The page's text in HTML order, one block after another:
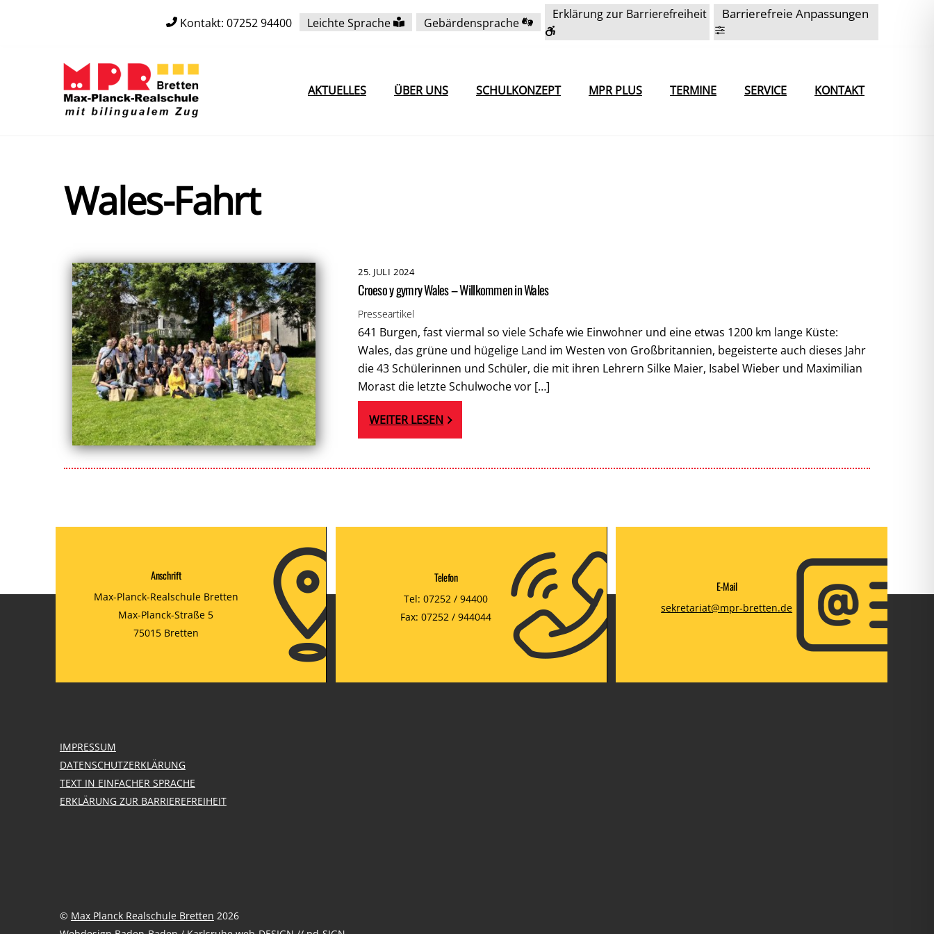
Kontakt: 07252 94400 Leichte Sprache Gebärdensprache
Erklärung zur Barrierefreiheit Barrierefreie Anpassungen
AKTUELLES ÜBER UNS SCHULKONZEPT MPR PLUS TERMINE SERVICE KONTAKT
Wales-Fahrt
25. JULI 2024
Croeso y gymry Wales – Willkommen in Wales
Presseartikel
641 Burgen, fast viermal so viele Schafe wie Einwohner und eine etwas 1200 km lange Küste:
Wales, das grüne und hügelige Land im Westen von Großbritannien, begeisterte auch dieses Jahr
die 43 Schülerinnen und Schüler, die mit ihren Lehrern Silke Maier, Isabel Wieber und Maximilian
Morast die letzte Schulwoche vor […]
WEITER LESEN
Anschrift
Max-Planck-Realschule Bretten
Max-Planck-Straße 5
75015 Bretten
Telefon
Tel: 07252 / 94400
Fax: 07252 / 944044
E-Mail
sekretariat@mpr-bretten.de
IMPRESSUM
DATENSCHUTZERKLÄRUNG
TEXT IN EINFACHER SPRACHE
ERKLÄRUNG ZUR BARRIEREFREIHEIT
© Max Planck Realschule Bretten 2026